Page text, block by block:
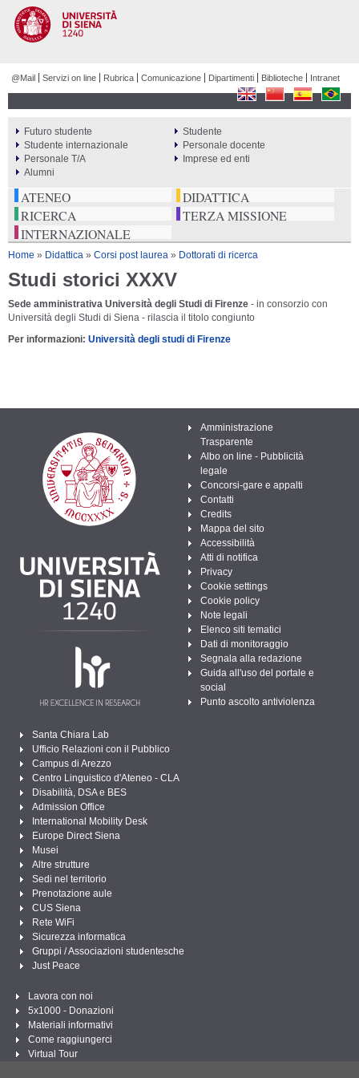
@Mail Servizi on line Rubrica Comunicazione Dipartimenti Biblioteche Intranet
ATENEO
DIDATTICA
RICERCA
TERZA MISSIONE
INTERNAZIONALE
PERCORSI
Futuro studente
Studente
Studente internazionale
Personale docente
Personale T/A
Imprese ed enti
Alumni
Tu sei qui
Home » Didattica » Corsi post laurea » Dottorati di ricerca
Studi storici XXXV
Sede amministrativa Università degli Studi di Firenze - in consorzio con
Università degli Studi di Siena - rilascia il titolo congiunto
Per informazioni: Università degli studi di Firenze
Amministrazione
Trasparente
Albo on line - Pubblicità
legale
Concorsi-gare e appalti
Contatti
Credits
Mappa del sito
Accessibilità
Atti di notifica
Privacy
Cookie settings
Cookie policy
Note legali
Elenco siti tematici
Dati di monitoraggio
Segnala alla redazione
Guida all'uso del portale e
social
Punto ascolto antiviolenza
Santa Chiara Lab
Ufficio Relazioni con il Pubblico
Campus di Arezzo
Centro Linguistico d'Ateneo - CLA
Disabilità, DSA e BES
Admission Office
International Mobility Desk
Europe Direct Siena
Musei
Altre strutture
Sedi nel territorio
Prenotazione aule
CUS Siena
Rete WiFi
Sicurezza informatica
Gruppi / Associazioni studentesche
Just Peace
Lavora con noi
5x1000 - Donazioni
Materiali informativi
Come raggiungerci
Virtual Tour